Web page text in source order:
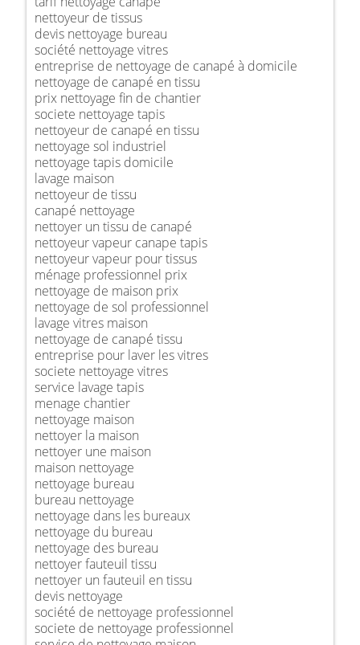
nettoyeur de tissus
devis nettoyage bureau
société nettoyage vitres
entreprise de nettoyage de canapé à domicile
nettoyage de canapé en tissu
prix nettoyage fin de chantier
societe nettoyage tapis
nettoyeur de canapé en tissu
nettoyage sol industriel
nettoyage tapis domicile
lavage maison
nettoyeur de tissu
canapé nettoyage
nettoyer un tissu de canapé
nettoyeur vapeur canape tapis
nettoyeur vapeur pour tissus
ménage professionnel prix
nettoyage de maison prix
nettoyage de sol professionnel
lavage vitres maison
nettoyage de canapé tissu
entreprise pour laver les vitres
societe nettoyage vitres
service lavage tapis
menage chantier
nettoyage maison
nettoyer la maison
nettoyer une maison
maison nettoyage
nettoyage bureau
bureau nettoyage
nettoyage dans les bureaux
nettoyage du bureau
nettoyage des bureau
nettoyer fauteuil tissu
nettoyer un fauteuil en tissu
devis nettoyage
société de nettoyage professionnel
societe de nettoyage professionnel